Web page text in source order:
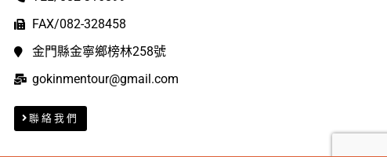
FAX/082-328458
金門縣金寧鄉榜林258號
gokinmentour@gmail.com
聯絡我們